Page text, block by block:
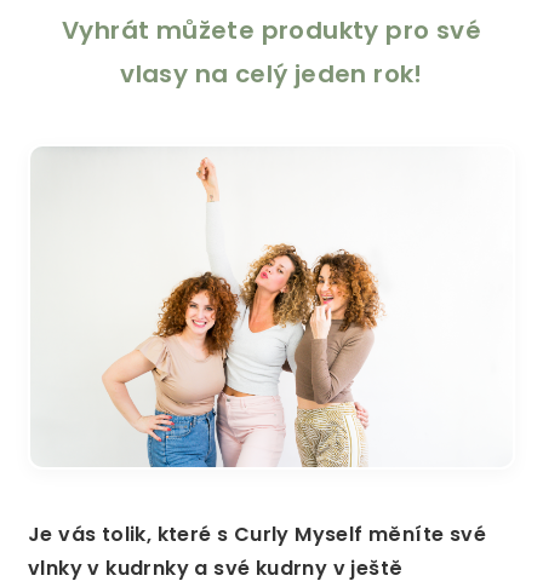
Vyhrát můžete produkty pro své
vlasy na celý jeden rok!
Je vás tolik, které s Curly Myself měníte své
vlnky v kudrnky a své kudrny v ještě